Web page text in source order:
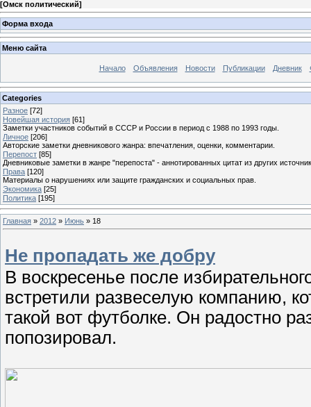
[Омск политический]
Форма входа
Меню сайта
Начало Объявления Новости Публикации Дневник
Categories
Разное [72]
Новейшая история [61]
Заметки участников событий в СССР и России в период с 1988 по 1993 годы.
Личное [206]
Авторские заметки дневникового жанра: впечатления, оценки, комментарии.
Перепост [85]
Дневниковые заметки в жанре "перепоста" - аннотированных цитат из других
Права [120]
Материалы о нарушениях или защите гражданских и социальных прав.
Экономика [25]
Политика [195]
Главная » 2012 » Июнь » 18
Не пропадать же добру
В воскресенье после
встретили развеселую компанию,
такой вот футболке. Он радостно
попозировал.